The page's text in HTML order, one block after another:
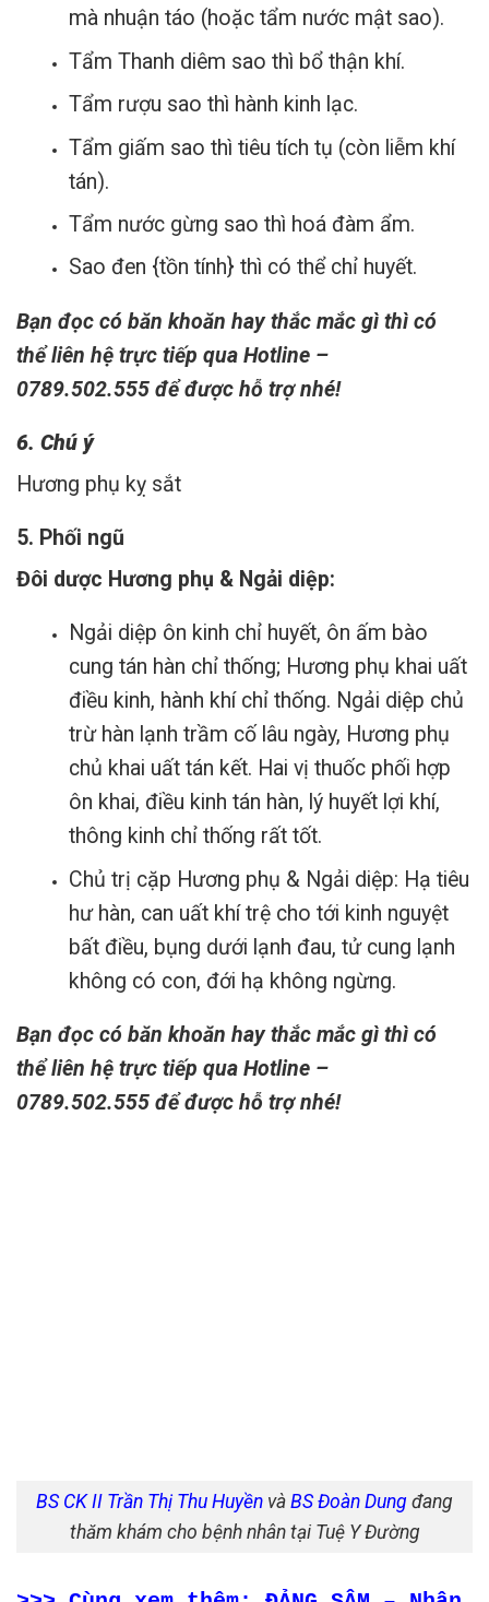
mà nhuận táo (hoặc tẩm nước mật sao).
Tẩm Thanh diêm sao thì bổ thận khí.
Tẩm rượu sao thì hành kinh lạc.
Tẩm giấm sao thì tiêu tích tụ (còn liễm khí
tán).
Tẩm nước gừng sao thì hoá đàm ẩm.
Sao đen {tồn tính} thì có thể chỉ huyết.
Bạn đọc có băn khoăn hay thắc mắc gì thì có
thể liên hệ trực tiếp qua Hotline –
0789.502.555 để được hỗ trợ nhé!
6. Chú ý
Hương phụ kỵ sắt
5. Phối ngũ
Đôi dược Hương phụ & Ngải diệp:
Ngải diệp ôn kinh chỉ huyết, ôn ấm bào
cung tán hàn chỉ thống; Hương phụ khai uất
điều kinh, hành khí chỉ thống. Ngải diệp chủ
trừ hàn lạnh trầm cố lâu ngày, Hương phụ
chủ khai uất tán kết. Hai vị thuốc phối hợp
ôn khai, điều kinh tán hàn, lý huyết lợi khí,
thông kinh chỉ thống rất tốt.
Chủ trị cặp Hương phụ & Ngải diệp: Hạ tiêu
hư hàn, can uất khí trệ cho tới kinh nguyệt
bất điều, bụng dưới lạnh đau, tử cung lạnh
không có con, đới hạ không ngừng.
Bạn đọc có băn khoăn hay thắc mắc gì thì có
thể liên hệ trực tiếp qua Hotline –
0789.502.555 để được hỗ trợ nhé!
BS CK II Trần Thị Thu Huyền và BS Đoàn Dung đang
thăm khám cho bệnh nhân tại Tuệ Y Đường